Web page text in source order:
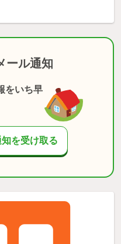
ール通知
をいち早
を受け取る